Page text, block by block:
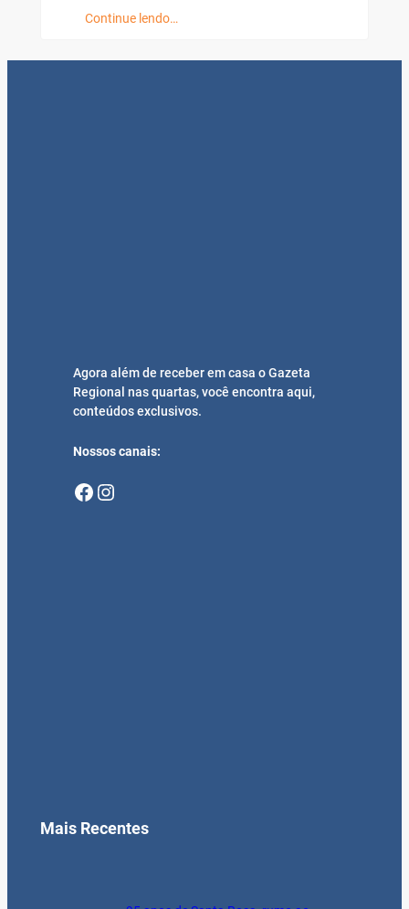
Continue lendo…
Agora além de receber em casa o Gazeta
Regional nas quartas, você encontra aqui,
conteúdos exclusivos.
Nossos canais:
Facebook Instagram
Mais Recentes